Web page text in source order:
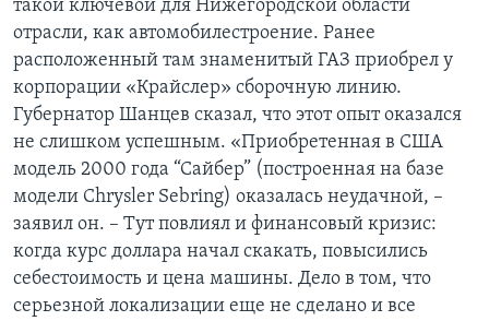
такой ключевой для Нижегородской области
отрасли, как автомобилестроение. Ранее
расположенный там знаменитый ГАЗ приобрел у
корпорации «Крайслер» сборочную линию.
Губернатор Шанцев сказал, что этот опыт оказался
не слишком успешным. «Приобретенная в США
модель 2000 года “Сайбер” (построенная на базе
модели Chrysler Sebring) оказалась неудачной, –
заявил он. – Тут повлиял и финансовый кризис:
когда курс доллара начал скакать, повысились
себестоимость и цена машины. Дело в том, что
серьезной локализации еще не сделано и все